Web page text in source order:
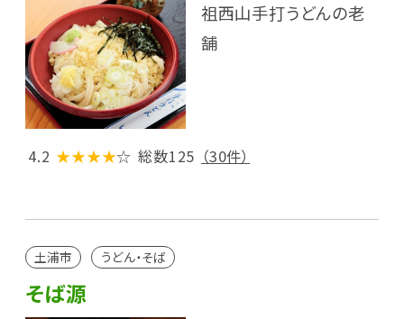
祖西山手打うどんの老
舗
4.2 ★★★★☆ 総数125 （30件）
土浦市 うどん・そば
そば源